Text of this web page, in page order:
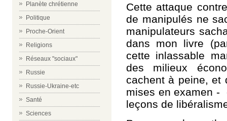
Planète chrétienne
Politique
Proche-Orient
Religions
Réseaux "sociaux"
Russie
Russie-Ukraine-etc
Santé
Sciences
Cette attaque
de manipulés ne
manipulateurs
dans mon livre
cette inlassable
des milieux
cachent à peine, et
mises en examen -
leçons de